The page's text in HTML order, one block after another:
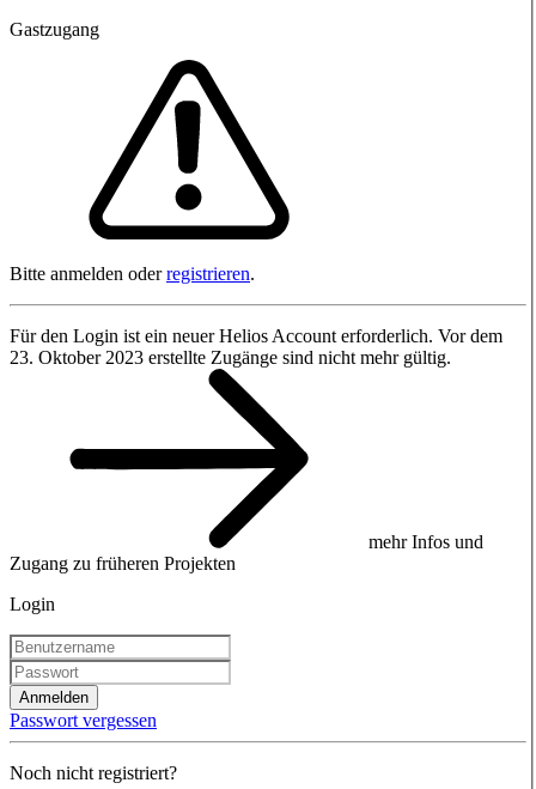
Gastzugang
Bitte anmelden oderregistrieren.
Für den Login ist ein neuer Helios Account erforderlich. Vor dem
23. Oktober 2023 erstellte Zugänge sind nicht mehr gültig.
mehr Infos und
Zugang zu früheren Projekten
Login
Anmelden
Passwort vergessen
Noch nicht registriert?